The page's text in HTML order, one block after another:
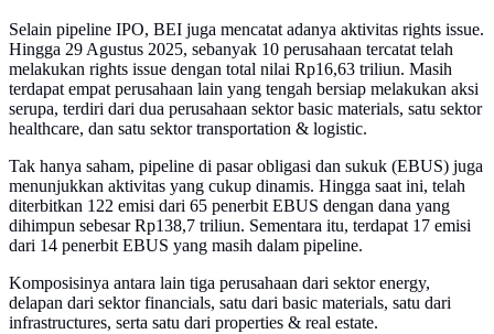
Selain pipeline IPO, BEI juga mencatat adanya aktivitas rights issue.
Hingga 29 Agustus 2025, sebanyak 10 perusahaan tercatat telah
melakukan rights issue dengan total nilai Rp16,63 triliun. Masih
terdapat empat perusahaan lain yang tengah bersiap melakukan aksi
serupa, terdiri dari dua perusahaan sektor basic materials, satu sektor
healthcare, dan satu sektor transportation & logistic.
Tak hanya saham, pipeline di pasar obligasi dan sukuk (EBUS) juga
menunjukkan aktivitas yang cukup dinamis. Hingga saat ini, telah
diterbitkan 122 emisi dari 65 penerbit EBUS dengan dana yang
dihimpun sebesar Rp138,7 triliun. Sementara itu, terdapat 17 emisi
dari 14 penerbit EBUS yang masih dalam pipeline.
Komposisinya antara lain tiga perusahaan dari sektor energy,
delapan dari sektor financials, satu dari basic materials, satu dari
infrastructures, serta satu dari properties & real estate.